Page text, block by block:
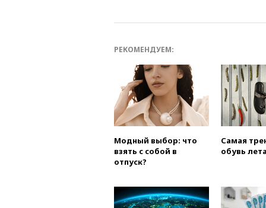
РЕКОМЕНДУЕМ:
Модный выбор: что
взять с собой в
отпуск?
Самая
обувь